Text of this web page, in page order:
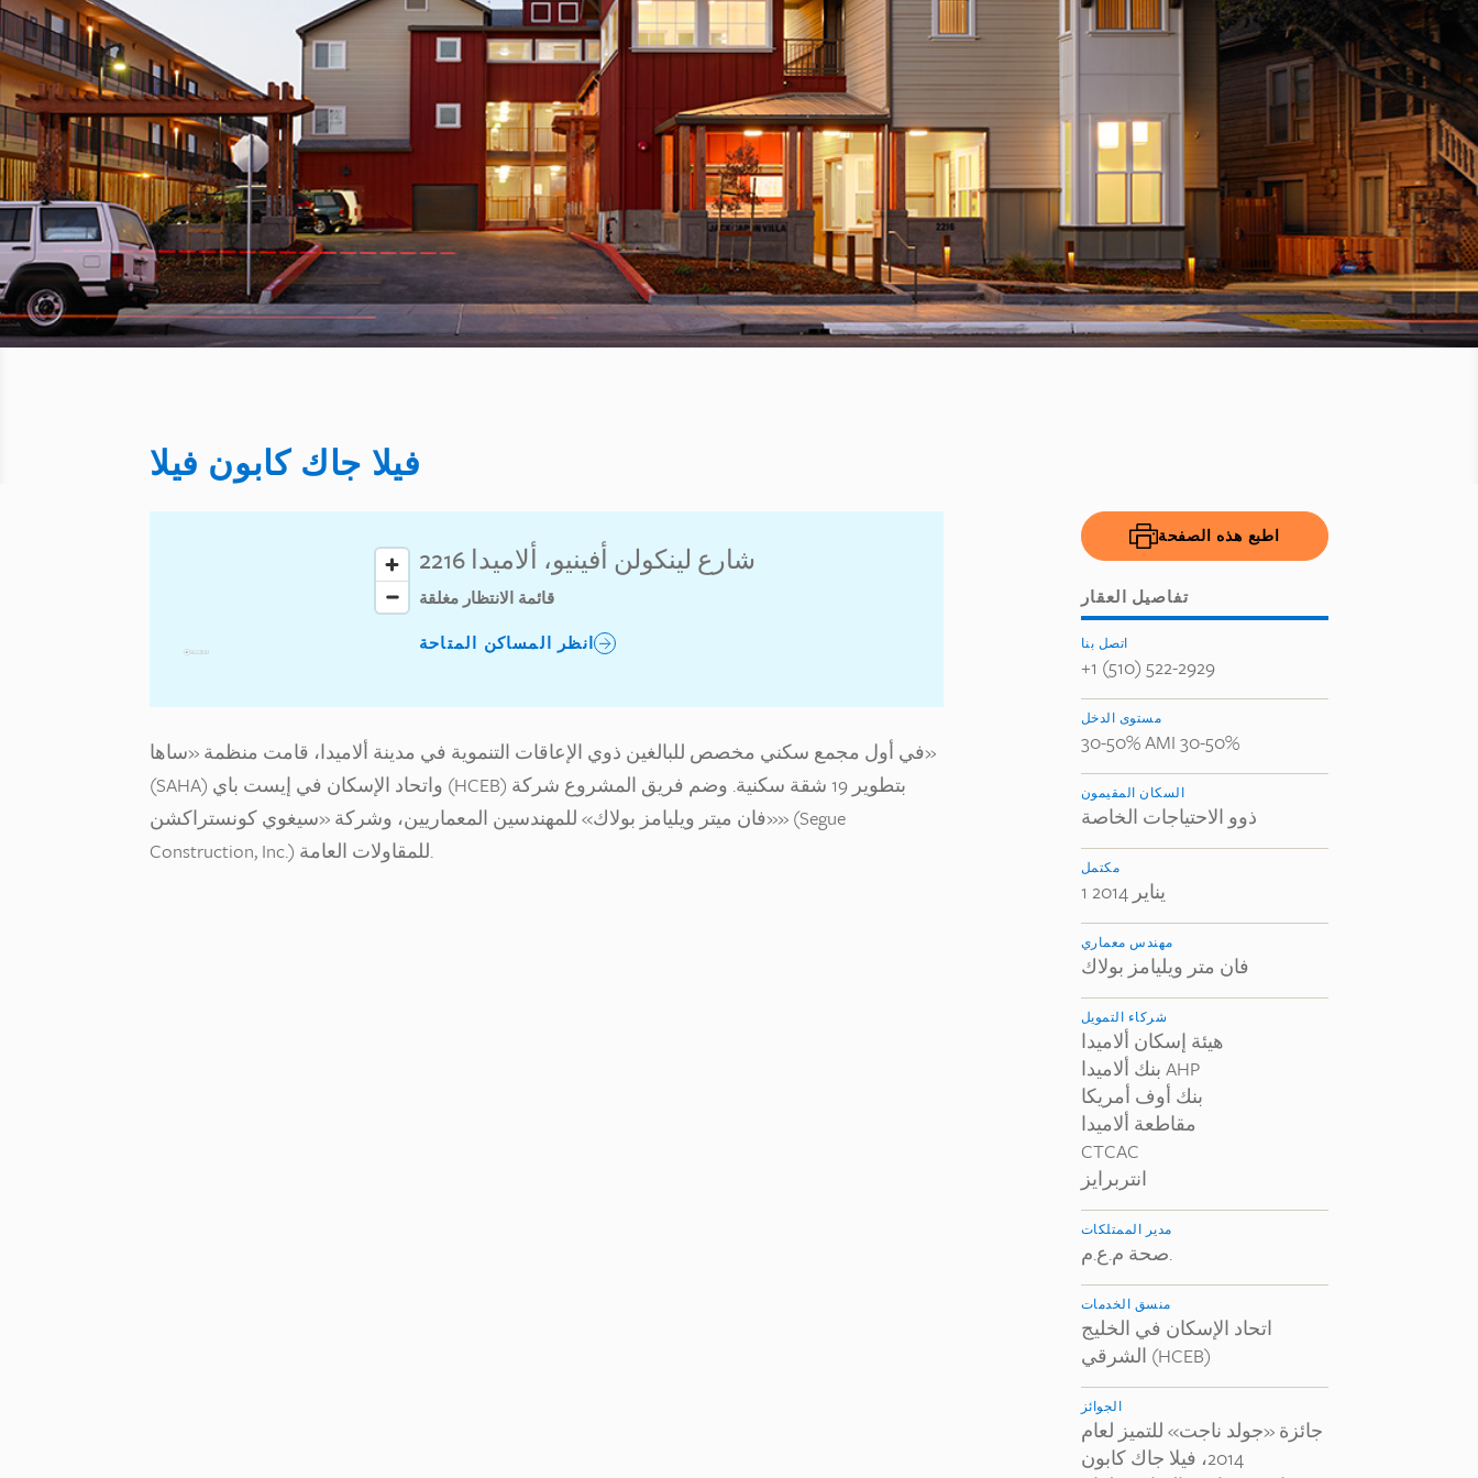
فيلا جاك كابون فيلا
2216 شارع لينكولن أفينيو، ألاميدا
قائمة الانتظار مغلقة
انظر المساكن المتاحة
اطبع هذه الصفحة
تفاصيل العقار
اتصل بنا
+1 (510) 522-2929
مستوى الدخل
30-50% AMI 30-50%
السكان المقيمون
ذوو الاحتياجات الخاصة
مكتمل
1 يناير 2014
مهندس معماري
فان متر ويليامز بولاك
شركاء التمويل
هيئة إسكان ألاميدا
بنك ألاميدا AHP
بنك أوف أمريكا
مقاطعة ألاميدا
CTCAC
انتربرايز
مدير الممتلكات
صحة م.ع.م.
منسق الخدمات
اتحاد الإسكان في الخليج
الشرقي (HCEB)
الجوائز
جائزة «جولد ناجت» للتميز لعام
2014، فيلا جاك كابون
في أول مجمع سكني مخصص للبالغين ذوي الإعاقات التنموية في مدينة ألاميدا، قامت منظمة «ساها»
(SAHA) واتحاد الإسكان في إيست باي (HCEB) بتطوير 19 شقة سكنية. وضم فريق المشروع شركة
«فان ميتر ويليامز بولاك» للمهندسين المعماريين، وشركة «سيغوي كونستراكشن» (Segue
Construction, Inc.) للمقاولات العامة.